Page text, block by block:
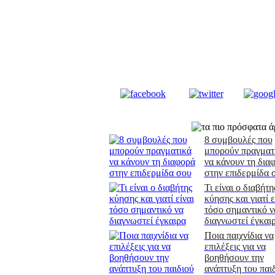
8 συμβουλές που
μπορούν
να κάνουν τη
στην επιδερμίδα
Τι είναι ο
κύησης και γιατί
τόσο σημαντικό
διαγνωστεί
Ποια παιχνίδια να
επιλέξεις για να
βοηθήσουν την
ανάπτυξη του